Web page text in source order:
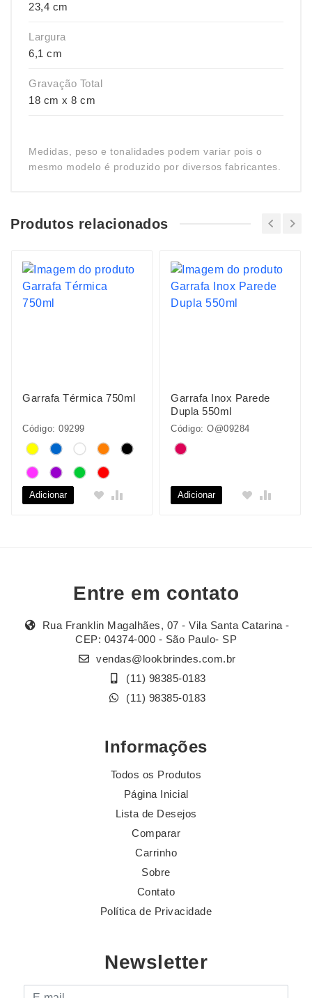
23,4 cm
Largura
6,1 cm
Gravação Total
18 cm x 8 cm
Medidas, peso e tonalidades podem variar pois o
mesmo modelo é produzido por diversos fabricantes.
Produtos relacionados
Garrafa Térmica 750ml
Código: 09299
Adicionar
Garrafa Inox Parede
Dupla 550ml
Código: O@09284
Adicionar
Entre em contato
Rua Franklin Magalhães, 07 - Vila Santa Catarina -
CEP: 04374-000 - São Paulo- SP
vendas@lookbrindes.com.br
(11) 98385-0183
(11) 98385-0183
Informações
Todos os Produtos
Página Inicial
Lista de Desejos
Comparar
Carrinho
Sobre
Contato
Política de Privacidade
Newsletter
E-mail